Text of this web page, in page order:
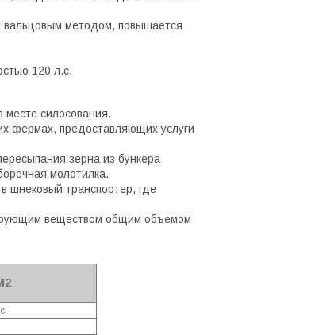
вальцовым методом, повышается
120 л.с.
силосования.
фермах, предоставляющих услуги
зерна из бункера
молотилка.
шнековый транспортер, где
веществом общим объемом